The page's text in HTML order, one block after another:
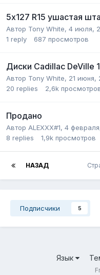
5х127 R15 ушастая
Автор Tony White, 4 июля,
1 reply 687 просмотров
Диски Cadillac DeVille
Автор Tony White, 21 июня,
20 replies 2,6k
Продано
Автор ALEXXX#1, 4
8 replies 1,9k просмотров
НАЗАД
Подписчики 5
Язык